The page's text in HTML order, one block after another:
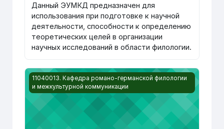
Данный ЭУМКД предназначен для
использования при подготовке к научной
деятельности, способности к определению
теоретических целей в организации
научных исследований в области филологии.
Изображение курса Практический курс первого
11040013. Кафедра романо-германской филологии
и межкультурной коммуникации